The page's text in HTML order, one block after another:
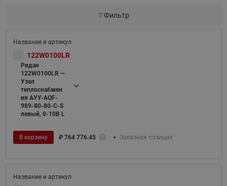
Фильтр
122W0100LR
Ридан
122W0100LR —
Узел
теплоснабжен
ия АУУ-AQF-
989-80-80-C-S
левый, 0-10В L
В корзину ₽ 764 776.45 Заказная позиция